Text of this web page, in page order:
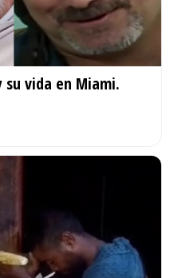
vida en Miami.